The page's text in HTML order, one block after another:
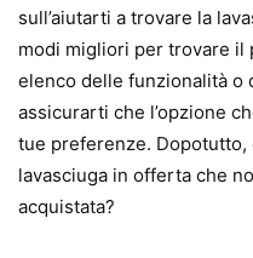
sull’aiutarti a trovare la
modi migliori per trovare il
elenco delle funzionalità o
assicurarti che l’opzione
tue preferenze. Dopotutto,
lavasciuga in offerta che
acquistata?